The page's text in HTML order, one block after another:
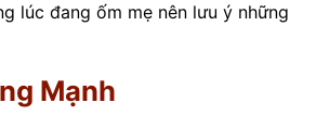
lúc đang ốm mẹ nên lưu ý những
Mạnh